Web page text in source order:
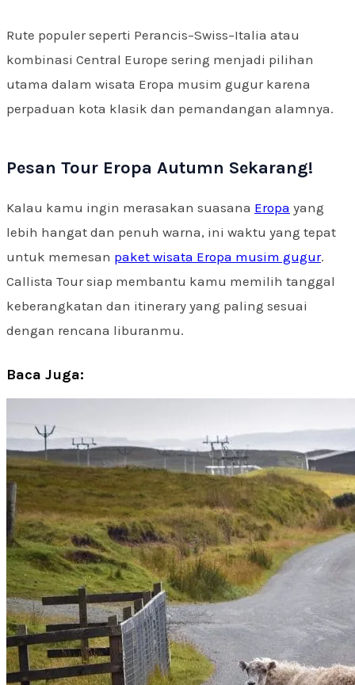
Rute populer seperti Perancis–Swiss–Italia atau
kombinasi Central Europe sering menjadi pilihan
utama dalam wisata Eropa musim gugur karena
perpaduan kota klasik dan pemandangan alamnya.
Pesan Tour Eropa Autumn Sekarang!
Kalau kamu ingin merasakan suasana Eropa yang
lebih hangat dan penuh warna, ini waktu yang tepat
untuk memesan paket wisata Eropa musim gugur.
Callista Tour siap membantu kamu memilih tanggal
keberangkatan dan itinerary yang paling sesuai
dengan rencana liburanmu.
Baca Juga: